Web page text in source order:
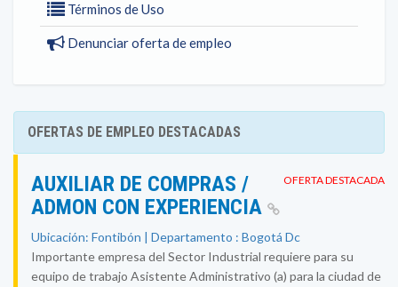
Términos de Uso
Denunciar oferta de empleo
OFERTAS DE EMPLEO DESTACADAS
OFERTA DESTACADA
AUXILIAR DE COMPRAS /
ADMON CON EXPERIENCIA
Ubicación: Fontibón | Departamento : Bogotá Dc
Importante empresa del Sector Industrial requiere para su
equipo de trabajo Asistente Administrativo (a) para la ciudad de